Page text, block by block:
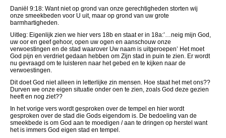
Daniël 9:18: Want niet op grond van onze gerechtigheden storten wij
onze smeekbeden voor U uit, maar op grond van uw grote
barmhartigheden.
Uitleg: Eigenlijk zien we hier vers 18b en staat er in 18a:’…neig mijn God,
uw oor en geef gehoor, open uw ogen en aanschouw onze
verwoestingen en de stad waarover Uw naam is uitgeroepen’ Het moet
God pijn en verdriet gedaan hebben om Zijn stad in puin te zien. Er wordt
nu gevraagd om te luisteren naar het gebed en te kijken naar de
verwoestingen.
Dit doet God niet alleen in letterlijke zin mensen. Hoe staat het met ons??
Durven we onze eigen situatie onder oen te zien, zoals God deze gezien
heeft en nog ziet??
In het vorige vers wordt gesproken over de tempel en hier wordt
gesproken over de stad die Gods eigendom is. De bedoeling van de
smeekbede is om God aan te moedigen / aan te dringen op herstel want
het is immers God eigen stad en tempel.